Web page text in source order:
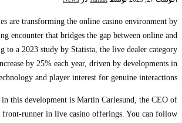
are transforming the online casino environment by
encounter that bridges the gap between online and
to a 2023 study by Statista, the live dealer category
by 25% each year, driven by developments in
and player interest for genuine interactions.
this development is Martin Carlesund, the CEO of
runner in live casino offerings. You can follow